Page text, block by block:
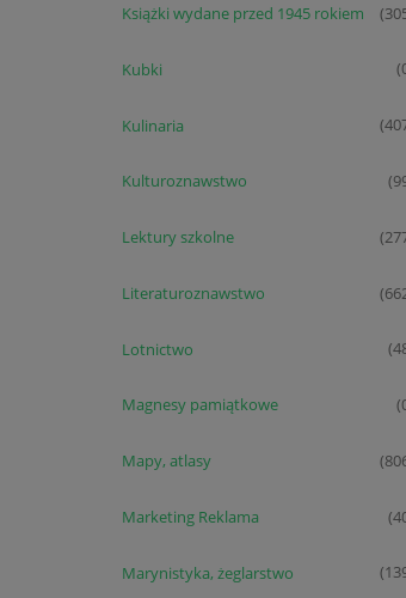
Książki wydane przed 1945 rokiem
Kubki
Kulinaria
Kulturoznawstwo
Lektury szkolne
Literaturoznawstwo
Lotnictwo
Magnesy pamiątkowe
Mapy, atlasy
Marketing Reklama
Marynistyka, żeglarstwo